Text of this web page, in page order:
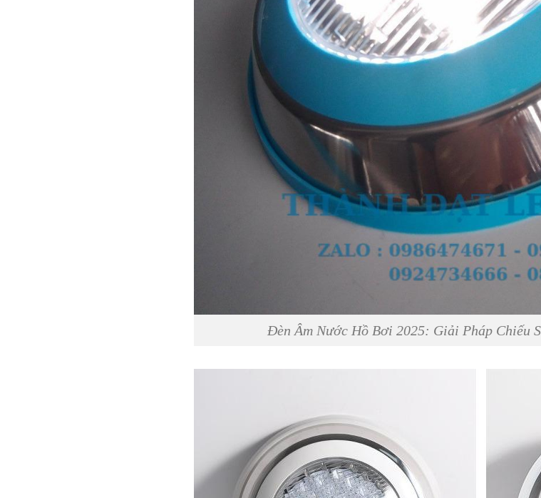
Đèn Âm Nước Hồ Bơi 2025: Giải Pháp Chiếu